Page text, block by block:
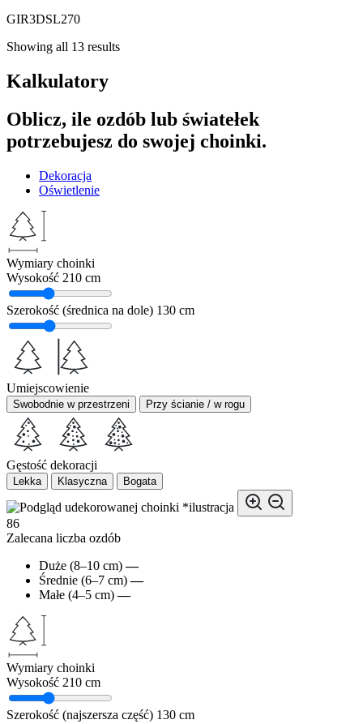
GIR3DSL270
Showing all 13 results
Kalkulatory
Oblicz, ile ozdób lub światełek
potrzebujesz do swojej choinki.
Dekoracja
Oświetlenie
Wymiary choinki
Wysokość 210 cm
Szerokość (średnica na dole) 130 cm
Umiejscowienie
Swobodnie w przestrzeni Przy ścianie / w rogu
Gęstość dekoracji
Lekka Klasyczna Bogata
*ilustracja
86
Zalecana liczba ozdób
Duże (8–10 cm) —
Średnie (6–7 cm) —
Małe (4–5 cm) —
Wymiary choinki
Wysokość 210 cm
Szerokość (najszersza część) 130 cm